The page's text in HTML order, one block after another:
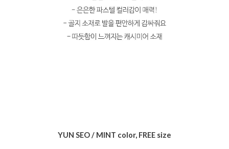
YUN SEO / MINT color, FREE size